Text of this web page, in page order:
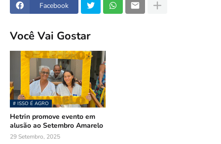
Facebook
Você Vai Gostar
# ISSO É AGRO
Hetrin promove evento em
alusão ao Setembro Amarelo
29 Setembro, 2025